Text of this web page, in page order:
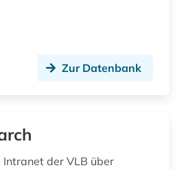
Zur Datenbank
Intranet der VLB über